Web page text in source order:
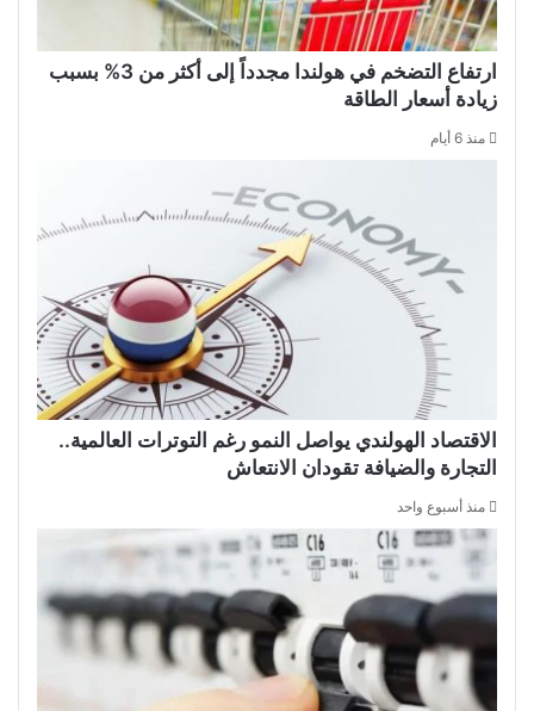
ارتفاع التضخم في هولندا مجدداً إلى أكثر من 3% بسبب
زيادة أسعار الطاقة
منذ 6 أيام
الاقتصاد الهولندي يواصل النمو رغم التوترات العالمية..
التجارة والضيافة تقودان الانتعاش
منذ أسبوع واحد